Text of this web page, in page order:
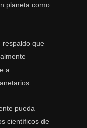
planeta como
respaldo que
a
pueda
científicos de